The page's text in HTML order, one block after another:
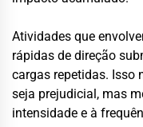
Atividades que
rápidas de direção
cargas repetidas. Isso
seja prejudicial, mas
intensidade e à